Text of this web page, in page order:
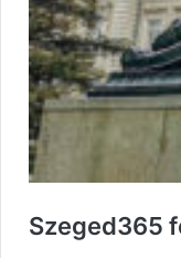
Szeged365